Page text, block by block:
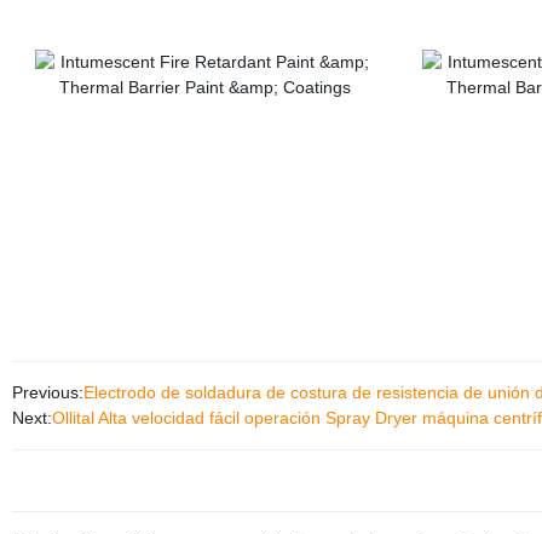
Previous:Electrodo de soldadura de costura de resistencia de unión
Next:Ollital Alta velocidad fácil operación Spray Dryer máquina